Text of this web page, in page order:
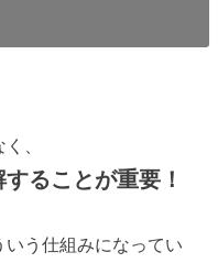
、
ることが重要！
う仕組みになってい